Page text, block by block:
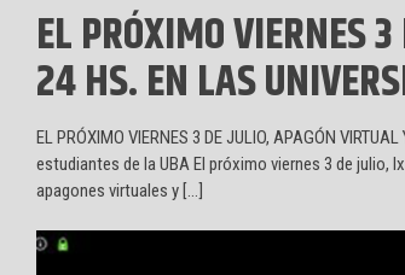
EL PRÓXIMO VIERNES
24 HS. EN LAS
EL PRÓXIMO VIERNES 3 DE JULIO, APAGÓN
estudiantes de la UBA El próximo viernes 3 de
apagones virtuales y […]